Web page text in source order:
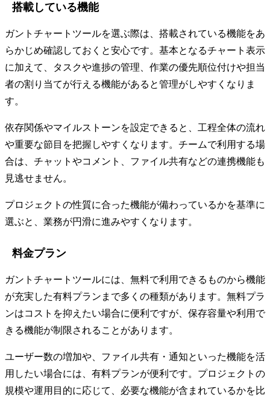
搭載している機能
ガントチャートツールを選ぶ際は、搭載されている機能をあ
らかじめ確認しておくと安心です。基本となるチャート表示
に加えて、タスクや進捗の管理、作業の優先順位付けや担当
者の割り当てが行える機能があると管理がしやすくなりま
す。
依存関係やマイルストーンを設定できると、工程全体の流れ
や重要な節目を把握しやすくなります。チームで利用する場
合は、チャットやコメント、ファイル共有などの連携機能も
見逃せません。
プロジェクトの性質に合った機能が備わっているかを基準に
選ぶと、業務が円滑に進みやすくなります。
料金プラン
ガントチャートツールには、無料で利用できるものから機能
が充実した有料プランまで多くの種類があります。無料プラ
ンはコストを抑えたい場合に便利ですが、保存容量や利用で
きる機能が制限されることがあります。
ユーザー数の増加や、ファイル共有・通知といった機能を活
用したい場合には、有料プランが便利です。プロジェクトの
規模や運用目的に応じて、必要な機能が含まれているかを比